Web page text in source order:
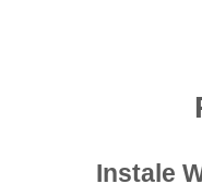
Instale